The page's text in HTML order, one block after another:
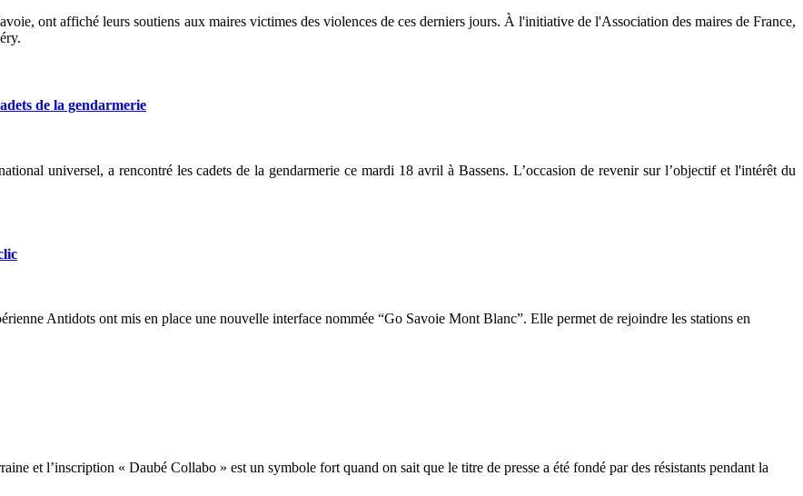
ont affiché leurs soutiens aux maires victimes des violences de ces derniers jours. À l'initiative de l'Association des maires de France,
de la gendarmerie
universel, a rencontré les cadets de la gendarmerie ce mardi 18 avril à Bassens. L’occasion de revenir sur l’objectif et l'intérêt du
Antidots ont mis en place une nouvelle interface nommée “Go Savoie Mont Blanc”. Elle permet de rejoindre les stations en
et l’inscription « Daubé Collabo » est un symbole fort quand on sait que le titre de presse a été fondé par des résistants pendant la